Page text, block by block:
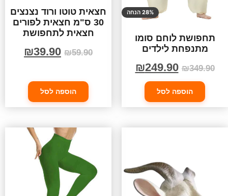
28% הנחה
תחפושת לוחם סומו
מתנפחת לילדים
₪349.90
₪249.90
הוספה לסל
חצאית טוטו ורוד נצנצים
30 ס"מ חצאית לפורים
חצאית לתחפושת
₪59.90
₪39.90
הוספה לסל